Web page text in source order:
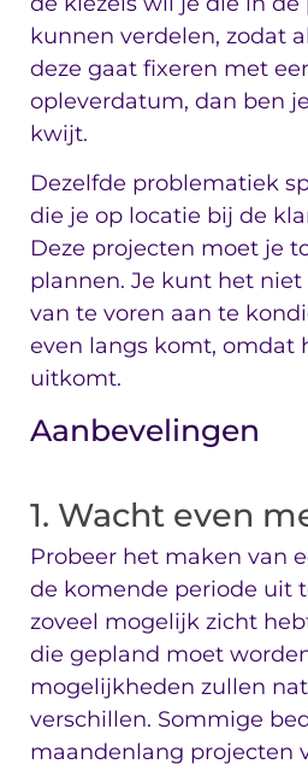
kunnen verdelen, zodat
deze gaat fixeren met
opleverdatum, dan ben
kwijt.
Dezelfde problematiek
die je op locatie bij de
Deze projecten moet je
plannen. Je kunt het
van te voren aan te
even langs komt, omdat
uitkomt.
Aanbevelingen
1. Wacht even
Probeer het maken van
de komende periode uit
zoveel mogelijk zicht
die gepland moet
mogelijkheden zullen
verschillen. Sommige
maandenlang projecten